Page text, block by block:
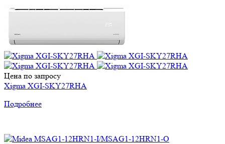
Цена по запросу
Xigma XGI-SKY27RHA
Подробнее